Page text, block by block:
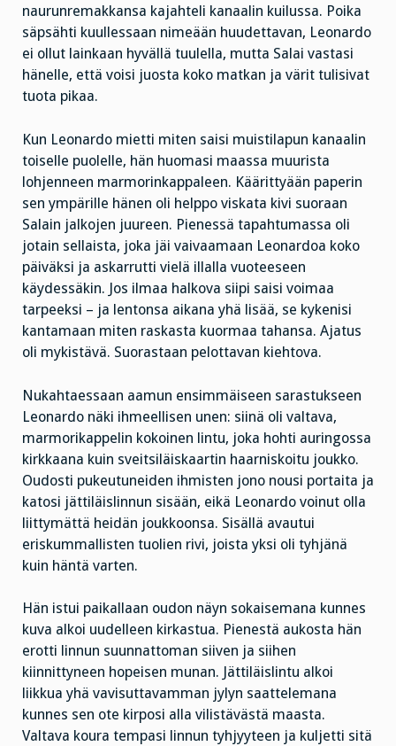
naurunremakkansa kajahteli kanaalin kuilussa. Poika
säpsähti kuullessaan nimeään huudettavan, Leonardo
ei ollut lainkaan hyvällä tuulella, mutta Salai vastasi
hänelle, että voisi juosta koko matkan ja värit tulisivat
tuota pikaa.
Kun Leonardo mietti miten saisi muistilapun kanaalin
toiselle puolelle, hän huomasi maassa muurista
lohjenneen marmorinkappaleen. Käärittyään paperin
sen ympärille hänen oli helppo viskata kivi suoraan
Salain jalkojen juureen. Pienessä tapahtumassa oli
jotain sellaista, joka jäi vaivaamaan Leonardoa koko
päiväksi ja askarrutti vielä illalla vuoteeseen
käydessäkin. Jos ilmaa halkova siipi saisi voimaa
tarpeeksi – ja lentonsa aikana yhä lisää, se kykenisi
kantamaan miten raskasta kuormaa tahansa. Ajatus
oli mykistävä. Suorastaan pelottavan kiehtova.
Nukahtaessaan aamun ensimmäiseen sarastukseen
Leonardo näki ihmeellisen unen: siinä oli valtava,
marmorikappelin kokoinen lintu, joka hohti auringossa
kirkkaana kuin sveitsiläiskaartin haarniskoitu joukko.
Oudosti pukeutuneiden ihmisten jono nousi portaita ja
katosi jättiläislinnun sisään, eikä Leonardo voinut olla
liittymättä heidän joukkoonsa. Sisällä avautui
eriskummallisten tuolien rivi, joista yksi oli tyhjänä
kuin häntä varten.
Hän istui paikallaan oudon näyn sokaisemana kunnes
kuva alkoi uudelleen kirkastua. Pienestä aukosta hän
erotti linnun suunnattoman siiven ja siihen
kiinnittyneen hopeisen munan. Jättiläislintu alkoi
liikkua yhä vavisuttavamman jylyn saattelemana
kunnes sen ote kirposi alla vilistävästä maasta.
Valtava koura tempasi linnun tyhjyyteen ja kuljetti sitä